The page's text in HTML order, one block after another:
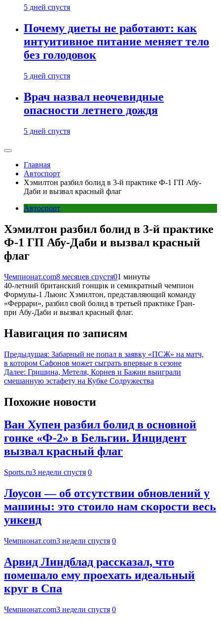
5 дней спустя
Почему диеты не работают: как
интуитивное питание меняет тело
без голодовок
5 дней спустя
Врач назвал неочевидные
опасности летнего дождя
5 дней спустя
Главная
Автоспорт
Хэмилтон разбил болид в 3-й практике Ф-1 ГП Абу-
Даби и вызвал красный флаг
Автоспорт
Хэмилтон разбил болид в 3-й практике
Ф-1 ГП Абу-Даби и вызвал красный
флаг
Чемпионат.com8 месяцев спустя01 минуты
40-летний британский гонщик и семикратный чемпион
Формулы-1 Льюис Хэмилтон, представляющий команду
«Феррари», разбил свой болид в третьей практике Гран-
при Абу-Даби и вызвал красный флаг.
Навигация по записям
Предыдущая: Забарный не попал в заявку «ПСЖ» на матч,
в котором Сафонов может сыграть впервые в сезоне
Далее: Гришина, Метеля, Корнев и Бажин выиграли
смешанную эстафету на Кубке Содружества
Похожие новости
Ван Хупен разбил болид в основной
гонке «Ф-2» в Бельгии. Инцидент
вызвал красный флаг
Sports.ru3 недели спустя 0
Лоусон — об отсутствии обновлений у
машины: это стоило нам скорости весь
уикенд
Чемпионат.com3 недели спустя 0
Арвид Линдблад рассказал, что
помешало ему проехать идеальный
круг в Спа
Чемпионат.com3 недели спустя 0